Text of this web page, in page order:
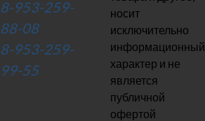
8-953-259-
88-08
8-953-259-
99-55
носит
исключительно
информационный
характер и не
является
публичной
офертой